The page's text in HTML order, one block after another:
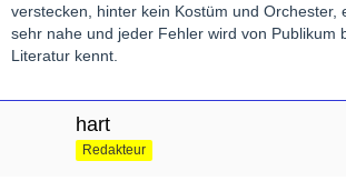
Mme. Cortese
verstecken, hinter kein Kostüm und Orchester,
sehr nahe und jeder Fehler wird von Publikum
Literatur kennt.
hart
Redakteur